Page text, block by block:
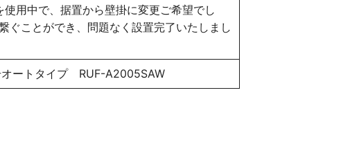
用中で、据置から壁掛に変更ご希望でし
ぐことができ、問題なく設置完了いたしまし
オートタイプ RUF-A2005SAW